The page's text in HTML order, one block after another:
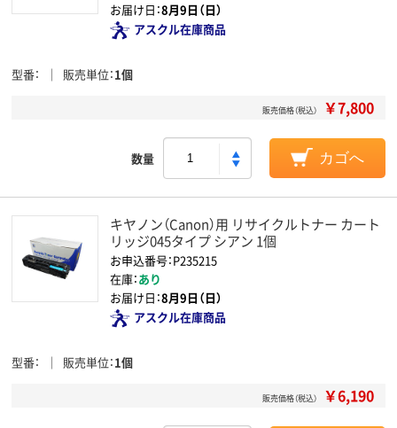
お届け日：8月9日（日）
アスクル在庫商品
型番 販売単位 1個
販売価格（税込） ￥7,800
数量 カゴへ
キヤノン（Canon）用 リサイクルトナー カート
リッジ045タイプ シアン 1個
お申込番号：P235215
在庫：あり
お届け日：8月9日（日）
アスクル在庫商品
型番 販売単位 1個
販売価格（税込） ￥6,190